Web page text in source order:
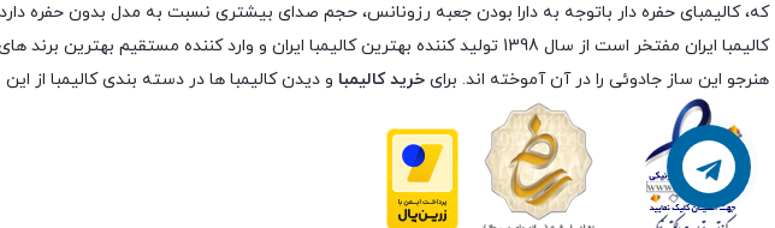
پشتیبانی
که، کالیمبای حفره دار باتوجه به دارا بودن جعبه رزونانس، حجم صدای بیشتری نسبت به مدل بدون حفره
کالیمبا ایران مفتخر است از سال 1398 تولید کننده بهترین کالیمبا ایران و وارد کننده مستقیم بهترین برند های دنیا در ایران است و با بررسی تخصصی ساز کالیمبا
هنرجو این ساز جادوئی را در آن آموخته اند. برای خرید کالیمبا و دیدن کالیمبا ها در دسته بندی کالیمبا از